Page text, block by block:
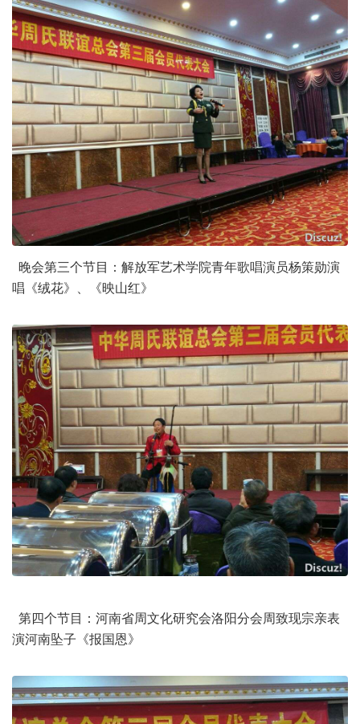
晚会第三个节目：解放军艺术学院青年歌唱演员杨策勋演
唱《绒花》、《映山红》
第四个节目：河南省周文化研究会洛阳分会周致现宗亲表
演河南坠子《报国恩》